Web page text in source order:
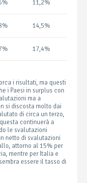
11,2%
14,5%
17,4%
i risultati, ma questi
i Paesi in surplus con
ma a
si discosta molto dai
di circa un terzo,
continuerà a
le svalutazioni
netto di svalutazioni
attorno al 15% per
mentre per Italia e
essere il tasso di